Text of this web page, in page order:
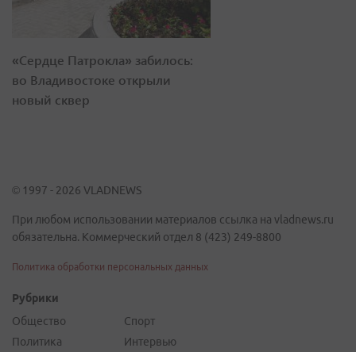
«Сердце Патрокла» забилось:
во Владивостоке открыли
новый сквер
© 1997 - 2026 VLADNEWS
При любом использовании материалов ссылка на vladnews.ru
обязательна. Коммерческий отдел 8 (423) 249-8800
Политика обработки персональных данных
Рубрики
Общество
Политика
Спорт
Интервью